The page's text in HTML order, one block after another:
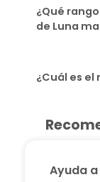
¿Qué
de Luna
¿Cuál es el
Ayuda